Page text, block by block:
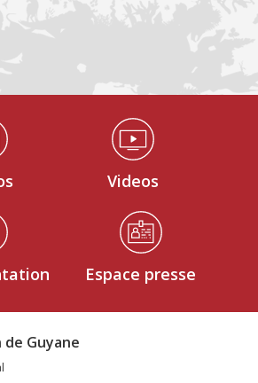
Videos
Espace presse
de Guyane